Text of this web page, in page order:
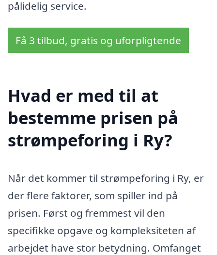
pålidelig service.
Få 3 tilbud, gratis og uforpligtende
Hvad er med til at
bestemme prisen på
strømpeforing i Ry?
Når det kommer til strømpeforing i Ry, er
der flere faktorer, som spiller ind på
prisen. Først og fremmest vil den
specifikke opgave og kompleksiteten af
arbejdet have stor betydning. Omfanget